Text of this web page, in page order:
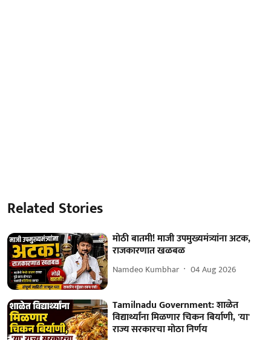
Related Stories
मोठी बातमी! माजी उपमुख्यमंत्र्यांना अटक,
राजकारणात खळबळ
Namdeo Kumbhar 04 Aug 2026
Tamilnadu Government: शाळेत
विद्यार्थ्यांना मिळणार चिकन बिर्याणी, 'या'
राज्य सरकारचा मोठा निर्णय